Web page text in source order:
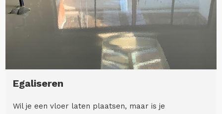
Egaliseren
Wil je een vloer laten plaatsen, maar is je